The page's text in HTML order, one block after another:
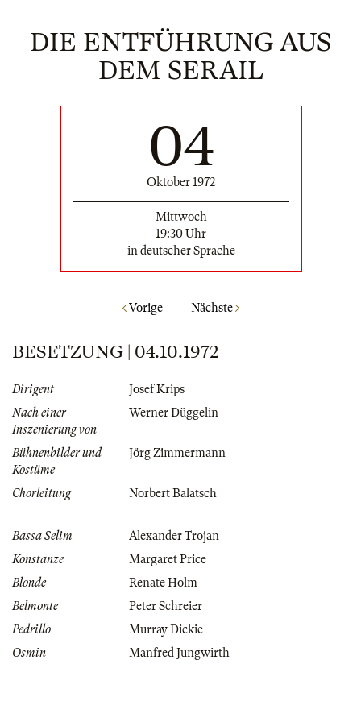
DIE ENTFÜHRUNG AUS
DEM SERAIL
04
Oktober 1972
Mittwoch
19:30 Uhr
in deutscher Sprache
Vorige Nächste
BESETZUNG | 04.10.1972
Dirigent
Josef Krips
Nach einer
Inszenierung von
Werner Düggelin
Bühnenbilder und
Kostüme
Jörg Zimmermann
Chorleitung Norbert Balatsch
Bassa Selim
Alexander Trojan
Konstanze
Margaret Price
Blonde
Renate Holm
Belmonte
Peter Schreier
Pedrillo
Murray Dickie
Osmin
Manfred Jungwirth